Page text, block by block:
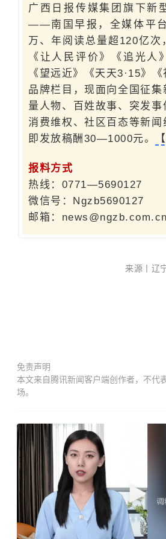
广西日报传媒集团旗下新
——南国早报，全媒体平
万、年阅读总量超120亿次
《让人民评价》《追光人
《望远近》《天天3·15》
品牌栏目，现面向全国征集
量人物、百姓故事、突发事
消费维权、社区百态等新闻
即发放稿酬30—1000元。
报料方式
热线：0771—5690127
微信号：Ngzb5690127
邮箱：news@ngzb.com.cn
来源丨 辽
免责声明
本文来自腾讯新闻客户端创作者，不代
场。